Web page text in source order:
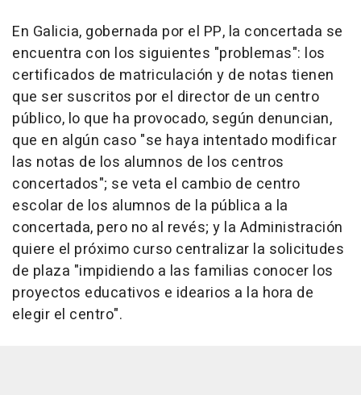
En Galicia, gobernada por el PP, la concertada se
encuentra con los siguientes "problemas": los
certificados de matriculación y de notas tienen
que ser suscritos por el director de un centro
público, lo que ha provocado, según denuncian,
que en algún caso "se haya intentado modificar
las notas de los alumnos de los centros
concertados"; se veta el cambio de centro
escolar de los alumnos de la pública a la
concertada, pero no al revés; y la Administración
quiere el próximo curso centralizar la solicitudes
de plaza "impidiendo a las familias conocer los
proyectos educativos e idearios a la hora de
elegir el centro".